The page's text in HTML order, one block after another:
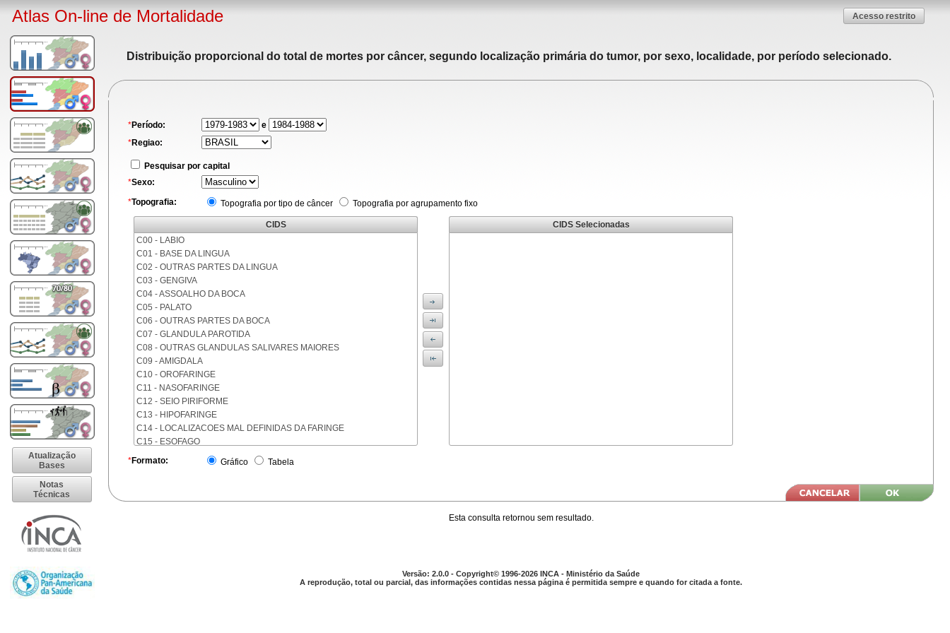
Atlas On-line de Mortalidade Acesso restrito
Atualização
Bases
Notas
Técnicas
Distribuição proporcional do total de mortes por câncer, segundo localização primária do tumor, por sexo, localidade, por período selecionado.
*Período:
e
*Regiao:
Pesquisar por capital
*Sexo:
*Topografia: Topografia por tipo de câncer Topografia por agrupamento fixo
CIDS
C00 - LABIO
C01 - BASE DA LINGUA
C02 - OUTRAS PARTES DA LINGUA
C03 - GENGIVA
C04 - ASSOALHO DA BOCA
C05 - PALATO
C06 - OUTRAS PARTES DA BOCA
C07 - GLANDULA PAROTIDA
C08 - OUTRAS GLANDULAS SALIVARES MAIORES
C09 - AMIGDALA
C10 - OROFARINGE
C11 - NASOFARINGE
C12 - SEIO PIRIFORME
C13 - HIPOFARINGE
C14 - LOCALIZACOES MAL DEFINIDAS DA FARINGE
C15 - ESOFAGO
C26 - LOCALIZACOES MAL DEFINIDAS NO APARELHO DIGESTIVO
CIDS Selecionadas
*Formato: Gráfico Tabela
Esta consulta retornou sem resultado.
Versão: 2.0.0 - Copyright© 1996-2026 INCA - Ministério da Saúde
A reprodução, total ou parcial, das informações contidas nessa página é permitida sempre e quando for citada a fonte.